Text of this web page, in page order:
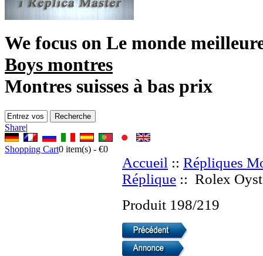
We focus on Le monde
Boys montres
Montres suisses à bas prix
Share|
Shopping Cart0 item(s) - €0
Accueil :: Répliques
Réplique :: Rolex
Produit 198/219